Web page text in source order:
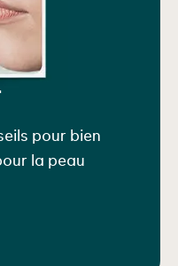
pour bien
la peau